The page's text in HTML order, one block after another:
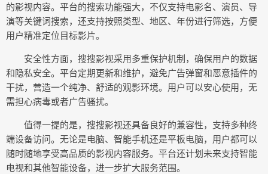
的影视内容。平台的搜索功能强大，不仅支持电影名、演员、导
演等关键词搜索，还支持按照类型、地区、年份进行筛选，方便
用户精准定位目标影片。
安全性方面，搜搜影视采用多重保护机制，确保用户的数据
和隐私安全。平台定期更新和维护，避免广告弹窗和恶意插件的
干扰，营造一个纯净、舒适的观影环境。用户可以安心使用，无
需担心病毒或者广告骚扰。
值得一提的是，搜搜影视还具备良好的兼容性，支持多种终
端设备访问。无论是电脑、智能手机还是平板电脑，用户都可以
随时随地享受高品质的影视内容服务。平台还计划未来支持智能
电视和其他智能设备，进一步扩大服务范围。